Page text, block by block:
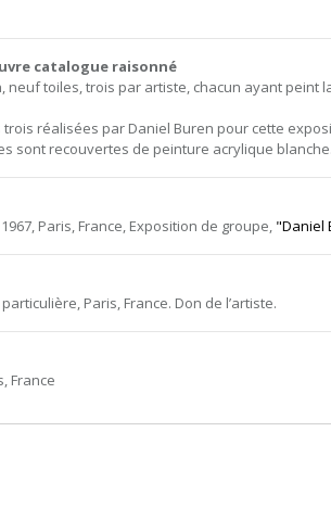
catalogue raisonné
neuf toiles, trois par artiste, chacun ayant peint
réalisées par Daniel Buren pour cette
sont recouvertes de peinture acrylique blanche.
Paris, France, Exposition de groupe, "Daniel
Paris, France. Don de l’artiste.
France